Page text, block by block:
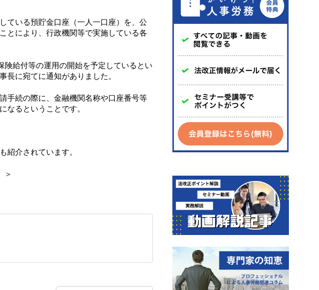
ている預貯金口座（一人一口座）を、公
とにより、行政機関等で実施している各
給付等の運用の開始を予定しているとい
長に宛てに通知がありました。
手続の際に、金融機関名称や口座番号等
なるということです。
紹介されています。
＞